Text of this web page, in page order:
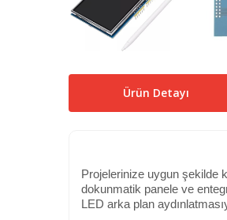
Ürün Detayı
Projelerinize uygun şekilde
dokunmatik panele ve
LED arka plan